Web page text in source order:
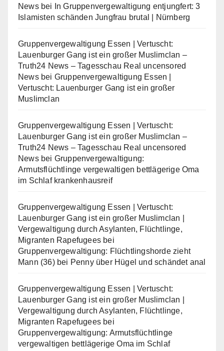
Newsbei
In Gruppenvergewaltigung entjungfert: 3
Islamisten schänden Jungfrau brutal | Nürnberg
Gruppenvergewaltigung Essen | Vertuscht:
Lauenburger Gang ist ein großer Muslimclan –
Truth24 News – Tagesschau Real uncensored
Newsbei Gruppenvergewaltigung Essen |
Vertuscht: Lauenburger Gang ist ein großer
Muslimclan
Gruppenvergewaltigung Essen | Vertuscht:
Lauenburger Gang ist ein großer Muslimclan –
Truth24 News – Tagesschau Real uncensored
Newsbei Gruppenvergewaltigung:
Armutsflüchtlinge vergewaltigen bettlägerige Oma
im Schlaf krankenhausreif
Gruppenvergewaltigung Essen | Vertuscht:
Lauenburger Gang ist ein großer Muslimclan |
Vergewaltigung durch Asylanten, Flüchtlinge,
Migranten Rapefugees bei
Gruppenvergewaltigung: Flüchtlingshorde zieht
Mann (36) bei Penny über Hügel und schändet anal
Gruppenvergewaltigung Essen | Vertuscht:
Lauenburger Gang ist ein großer Muslimclan |
Vergewaltigung durch Asylanten, Flüchtlinge,
Migranten Rapefugees bei
Gruppenvergewaltigung: Armutsflüchtlinge
vergewaltigen bettlägerige Oma im Schlaf